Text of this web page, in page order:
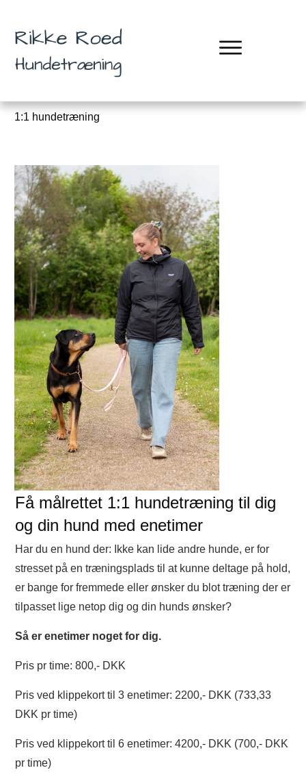
1:1 hundetræning
Få målrettet 1:1 hundetræning til dig
og din hund med enetimer
Har du en hund der: Ikke kan lide andre hunde, er for
stresset på en træningsplads til at kunne deltage på hold,
er bange for fremmede eller ønsker du blot træning der er
tilpasset lige netop dig og din hunds ønsker?
Så er enetimer noget for dig.
Pris pr time: 800,- DKK
Pris ved klippekort til 3 enetimer: 2200,- DKK (733,33
DKK pr time)
Pris ved klippekort til 6 enetimer: 4200,- DKK (700,- DKK
pr time)